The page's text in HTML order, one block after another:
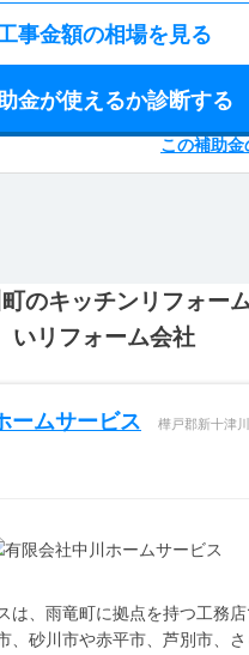
事金額の相場を見る
金が使えるか診断する
この補助
のキッチンリフォー
いリフォーム会社
ームサービス
樺戸郡新十津
は、雨竜町に拠点を持つ工務
、砂川市や赤平市、芦別市、